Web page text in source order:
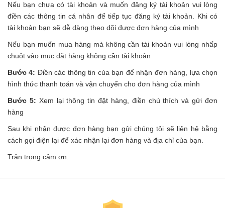
Nếu bạn chưa có tài khoản và muốn đăng ký tài khoản vui lòng
điền các thông tin cá nhân để tiếp tục đăng ký tài khoản. Khi có
tài khoản bạn sẽ dễ dàng theo dõi được đơn hàng của mình
Nếu bạn muốn mua hàng mà không cần tài khoản vui lòng nhấp
chuột vào mục đặt hàng không cần tài khoản
Bước 4: Điền các thông tin của bạn để nhận đơn hàng, lựa chọn
hình thức thanh toán và vận chuyển cho đơn hàng của mình
Bước 5: Xem lại thông tin đặt hàng, điền chú thích và gửi đơn
hàng
Sau khi nhận được đơn hàng bạn gửi chúng tôi sẽ liên hệ bằng
cách gọi điện lại để xác nhận lại đơn hàng và địa chỉ của bạn.
Trân trọng cảm ơn.